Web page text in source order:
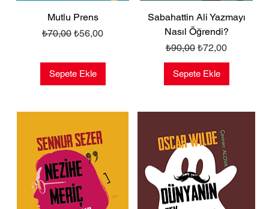
Mutlu Prens
Normal Fiyat
₺70,00 İndirimli Fiyat
₺56,00
Sepete Ekle
Sabahattin Ali Yazmayı
Nasıl Öğrendi?
Normal Fiyat
₺90,00 İndirimli Fiyat
₺72,00
Sepete Ekle